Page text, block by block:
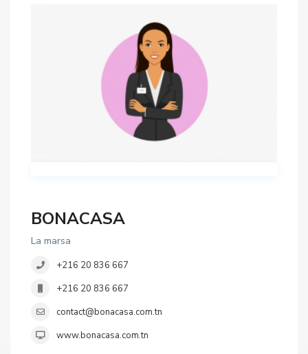
BONACASA
La marsa
+216 20 836 667
+216 20 836 667
contact@bonacasa.com.tn
www.bonacasa.com.tn